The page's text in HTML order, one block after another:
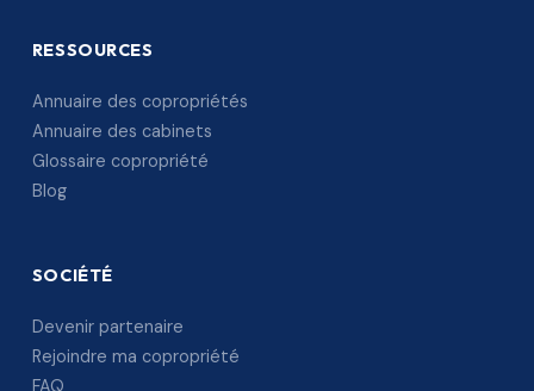
RESSOURCES
Annuaire des copropriétés
Annuaire des cabinets
Glossaire copropriété
Blog
SOCIÉTÉ
Devenir partenaire
Rejoindre ma copropriété
FAQ